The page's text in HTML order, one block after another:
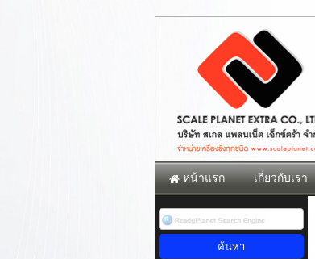
หน้าแรก เกี่ยวกับเรา